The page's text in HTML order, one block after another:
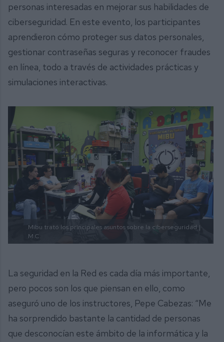
personas interesadas en mejorar sus habilidades de
ciberseguridad. En este evento, los participantes
aprendieron cómo proteger sus datos personales,
gestionar contraseñas seguras y reconocer fraudes
en línea, todo a través de actividades prácticas y
simulaciones interactivas.
Mibu trató los principales asuntos sobre la ciberseguridad |
M.C.
La seguridad en la Red es cada día más importante,
pero pocos son los que piensan en ello, como
aseguró uno de los instructores, Pepe Cabezas: “Me
ha sorprendido bastante la cantidad de personas
que desconocían este ámbito de la informática y la